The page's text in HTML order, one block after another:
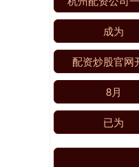
成为
配资炒股官网
8月
已为